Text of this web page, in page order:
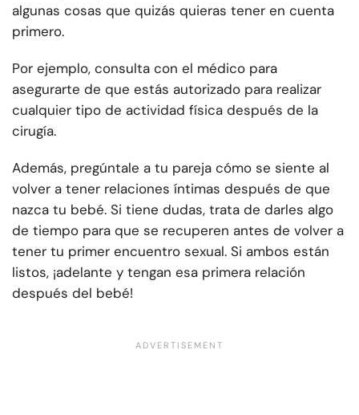
algunas cosas que quizás quieras tener en cuenta
primero.
Por ejemplo, consulta con el médico para
asegurarte de que estás autorizado para realizar
cualquier tipo de actividad física después de la
cirugía.
Además, pregúntale a tu pareja cómo se siente al
volver a tener relaciones íntimas después de que
nazca tu bebé. Si tiene dudas, trata de darles algo
de tiempo para que se recuperen antes de volver a
tener tu primer encuentro sexual. Si ambos están
listos, ¡adelante y tengan esa primera relación
después del bebé!